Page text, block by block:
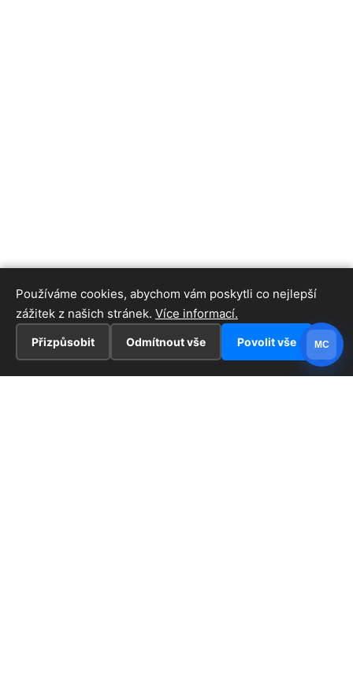
Používáme cookies, abychom vám poskytli co nejlepší
zážitek z našich stránek. Více informací.
Přizpůsobit Odmítnout vše Povolit vše MC